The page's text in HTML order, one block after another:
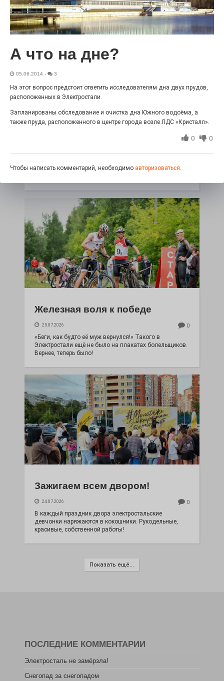
«С ними дядька Черномор»
Гордость за ордена! Заводская улица Горького
Железная воля к победе
25.07.2026 0
«Беги, как будто её муж вернулся!» Такого в
Электростали ещё не было на плакатах болельщиков.
Вернее, теперь было!
Зажигаем всем двором!
24.07.2026 0
В каждый праздник двора электростальские
девчонки наряжаются в кокошники. Рукодельные,
красивые, собственной работы!
Показать ещё...
А что на дне?
05.06.2014 - 3
На этот вопрос предстоит ответить исследователям дна двух прудов,
расположенных в Электростали.
Запланированы обследование и очистка дна Южного водоёма, а
также пруда, расположенного в центре города возле ЛДС «Кристалл».
0 0
Чтобы написать комментарий, необходимо авторизоваться.
ПОСЛЕДНИЕ КОММЕНТАРИИ
Электросталь не замёрзла!
Снегопад за снегопадом